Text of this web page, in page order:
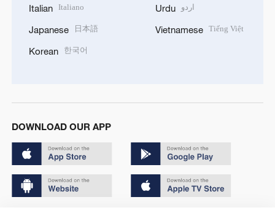
Italian Italiano
Japanese 日本語
Korean 한국어
Urdu اردو
Vietnamese Tiếng Việt
DOWNLOAD OUR APP